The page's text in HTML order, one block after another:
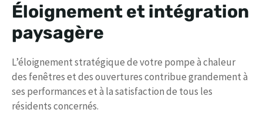
Éloignement et intégration
paysagère
L’éloignement stratégique de votre pompe à chaleur
des fenêtres et des ouvertures contribue grandement à
ses performances et à la satisfaction de tous les
résidents concernés.